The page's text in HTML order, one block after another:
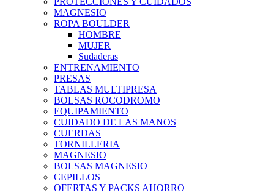
MAGNESIO
ROPA BOULDER
HOMBRE
MUJER
Sudaderas
ENTRENAMIENTO
PRESAS
TABLAS MULTIPRESA
BOLSAS ROCODROMO
EQUIPAMIENTO
CUIDADO DE LAS MANOS
CUERDAS
TORNILLERIA
MAGNESIO
BOLSAS MAGNESIO
CEPILLOS
OFERTAS Y PACKS AHORRO